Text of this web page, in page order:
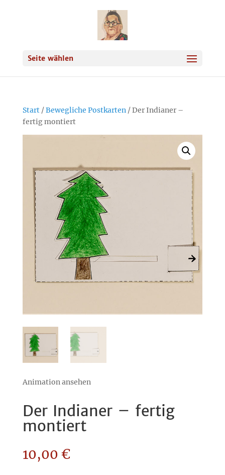
Seite wählen
Start/Bewegliche Postkarten/ Der Indianer –
fertig montiert
Animation ansehen
Der Indianer – fertig
montiert
10,00 €